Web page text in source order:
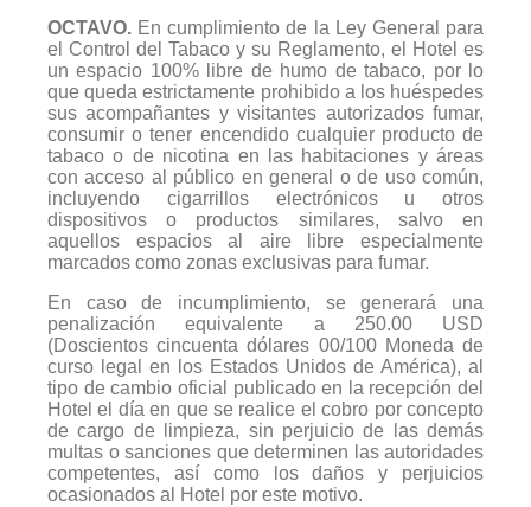
OCTAVO. En cumplimiento de la Ley General para
el Control del Tabaco y su Reglamento, el Hotel es
un espacio 100% libre de humo de tabaco, por lo
que queda estrictamente prohibido a los huéspedes
sus acompañantes y visitantes autorizados fumar,
consumir o tener encendido cualquier producto de
tabaco o de nicotina en las habitaciones y áreas
con acceso al público en general o de uso común,
incluyendo
cigarrillos electrónicos u otros
dispositivos o productos similares, salvo en
aquellos espacios al aire libre especialmente
marcados como zonas exclusivas para fumar.
En caso de incumplimiento, se generará una
penalización equivalente a 250.00 USD
(Doscientos cincuenta dólares 00/100 Moneda de
curso legal en los Estados Unidos de América), al
tipo de cambio oficial publicado en la recepción del
Hotel el día en que se realice el cobro por concepto
de cargo de limpieza, sin perjuicio de las demás
multas o sanciones que determinen las autoridades
competentes, así como los daños y perjuicios
ocasionados al Hotel por este motivo.